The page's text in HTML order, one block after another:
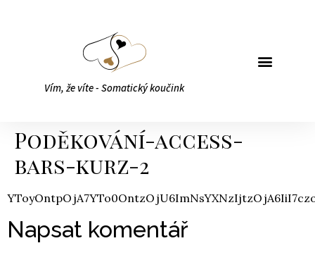
Vím, že víte - Somatický koučink
Poděkování-access-
bars-kurz-2
Napsat komentář